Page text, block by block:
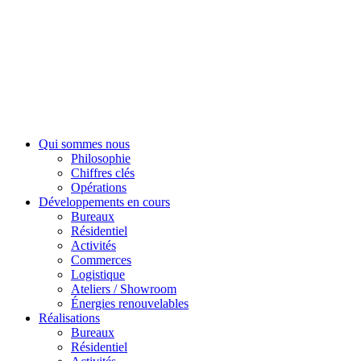
Qui sommes nous
Philosophie
Chiffres clés
Opérations
Développements en cours
Bureaux
Résidentiel
Activités
Commerces
Logistique
Ateliers / Showroom
Énergies renouvelables
Réalisations
Bureaux
Résidentiel